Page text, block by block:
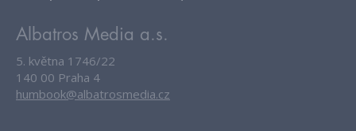
Albatros Media a.s.
5. května 1746/22
140 00 Praha 4
humbook@albatrosmedia.cz